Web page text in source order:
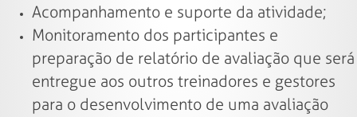
Acompanhamento e suporte da atividade;
Monitoramento dos participantes e
preparação de relatório de avaliação que será
entregue aos outros treinadores e gestores
para o desenvolvimento de uma avaliação